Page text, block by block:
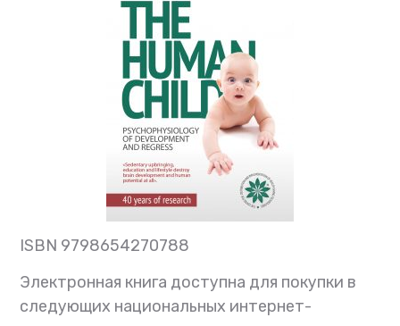
ISBN 9798654270788
Электронная книга доступна для покупки в
следующих национальных интернет-